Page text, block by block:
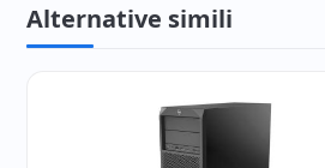
Alternative simili